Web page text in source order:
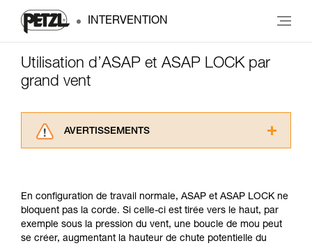
INTERVENTION
Utilisation d’ASAP et ASAP LOCK par
grand vent
AVERTISSEMENTS
informations de la notice technique pour
pouvoir comprendre ce complément
d’informations.
Maîtriser ces techniques nécessite une
En configuration de travail normale, ASAP et ASAP LOCK ne
bloquent pas la corde. Si celle-ci est tirée vers le haut, par
exemple sous la pression du vent, une boucle de mou peut
se créer, augmentant la hauteur de chute potentielle du